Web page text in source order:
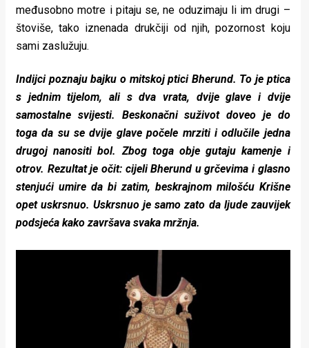
međusobno motre i pitaju se, ne oduzimaju li im drugi –
štoviše, tako iznenada drukčiji od njih, pozornost koju
sami zaslužuju.
Indijci poznaju bajku o mitskoj ptici Bherund. To je ptica
s jednim tijelom, ali s dva vrata, dvije glave i dvije
samostalne svijesti. Beskonačni suživot doveo je do
toga da su se dvije glave počele mrziti i odlučile jedna
drugoj nanositi bol. Zbog toga obje gutaju kamenje i
otrov. Rezultat je očit: cijeli Bherund u grčevima i glasno
stenjući umire da bi zatim, beskrajnom milošću Krišne
opet uskrsnuo. Uskrsnuo je samo zato da ljude zauvijek
podsjeća kako završava svaka mržnja.